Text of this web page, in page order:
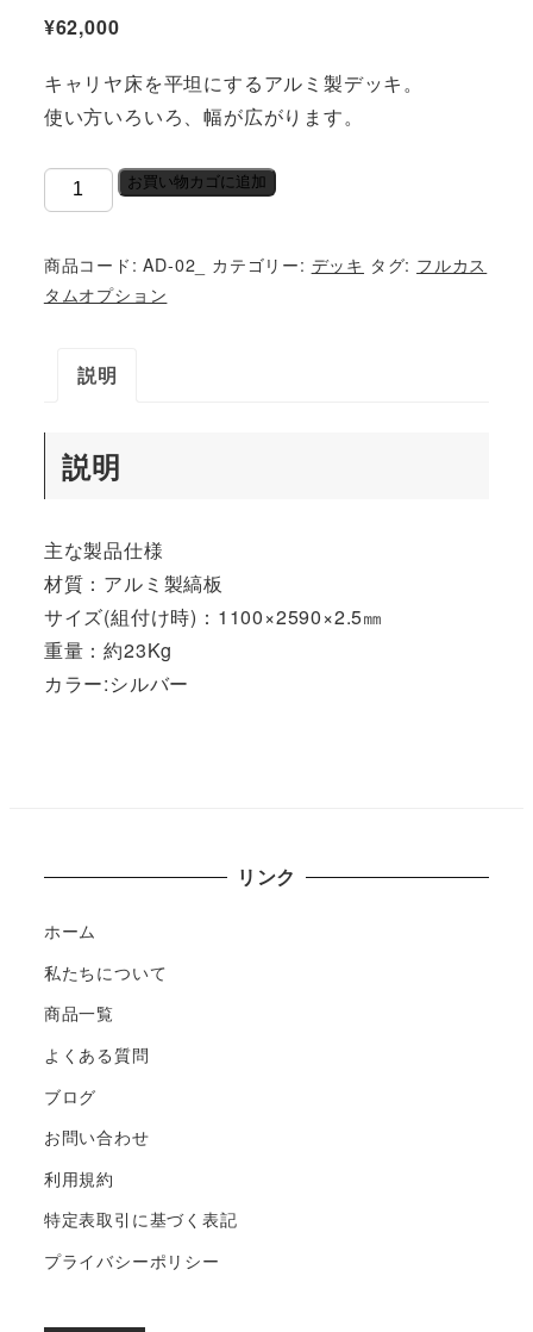
¥62,000
キャリヤ床を平坦にするアルミ製デッキ。
使い方いろいろ、幅が広がります。
ッ
（ロ
お買い物カゴに追加
商品コード:AD-02_ カテゴリー: デッキ タグ: フルカス
タムオプション
説明
説明
主な製品仕様
材質：アルミ製縞板
サイズ(組付け時)：1100×2590×2.5㎜
重量：約23Kg
カラー:シルバー
リンク
ホーム
私たちについて
商品一覧
よくある質問
ブログ
お問い合わせ
利用規約
特定表取引に基づく表記
プライバシーポリシー